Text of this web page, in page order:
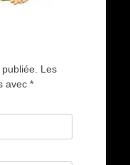
Les
avec *